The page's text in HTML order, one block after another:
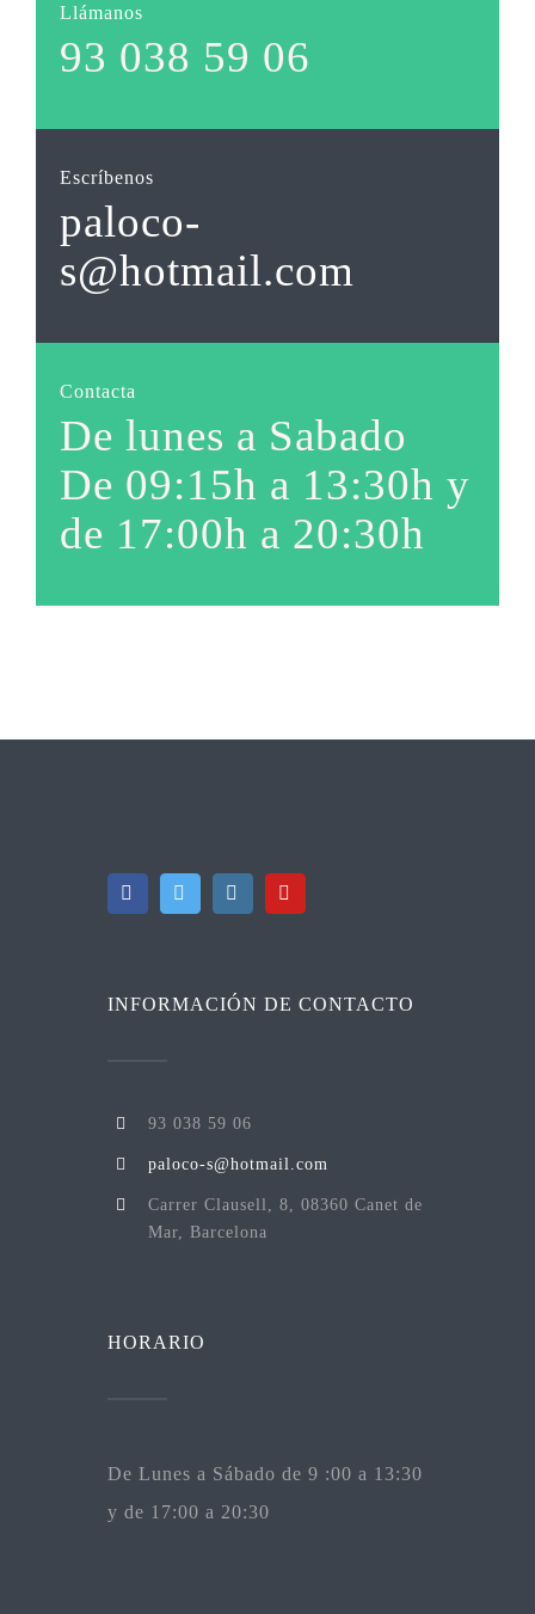
Llámanos
93 038 59 06
Escríbenos
paloco-
s@hotmail.com
Contacta
De lunes a Sabado
De 09:15h a 13:30h y
de 17:00h a 20:30h
INFORMACIÓN DE CONTACTO
93 038 59 06
paloco-s@hotmail.com
Carrer Clausell, 8, 08360 Canet de
Mar, Barcelona
HORARIO
De Lunes a Sábado de 9 :00 a 13:30
y de 17:00 a 20:30